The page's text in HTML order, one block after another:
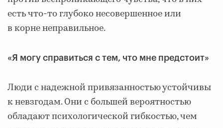
есть что-то глубоко несовершенное или
в корне неправильное.
«Я могу справиться с тем, что мне предстоит»
Люди с надежной привязанностью устойчивы
к невзгодам. Они с большей вероятностью
обладают психологической гибкостью, чем